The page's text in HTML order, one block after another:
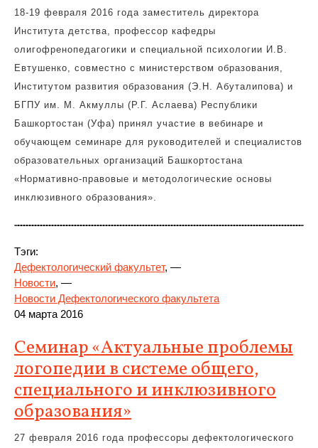
18-19 февраля 2016 года заместитель директора
Института детства, профессор кафедры
олигофренопедагогики и специальной психологии И.В.
Евтушенко, совместно с министерством образования,
Институтом развития образования (Э.Н. Абуталипова) и
БГПУ им. М. Акмуллы (Р.Г. Аслаева) Республики
Башкортостан (Уфа) принял участие в вебинаре и
обучающем семинаре для руководителей и специалистов
образовательных организаций Башкортостана
«Нормативно-правовые и методологические основы
инклюзивного образования».
Тэги:
Дефектологический факультет, —
Новости, —
Новости Дефектологического факультета
04 марта 2016
Семинар «Актуальные проблемы
логопедии в системе общего,
специального и инклюзивного
образования»
27 февраля 2016 года профессоры дефектологического